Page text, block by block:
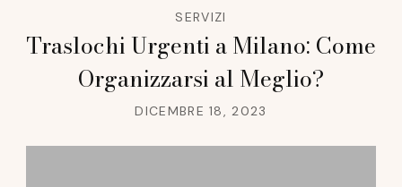
SERVIZI
Traslochi Urgenti a Milano: Come
Organizzarsi al Meglio?
DICEMBRE 18, 2023